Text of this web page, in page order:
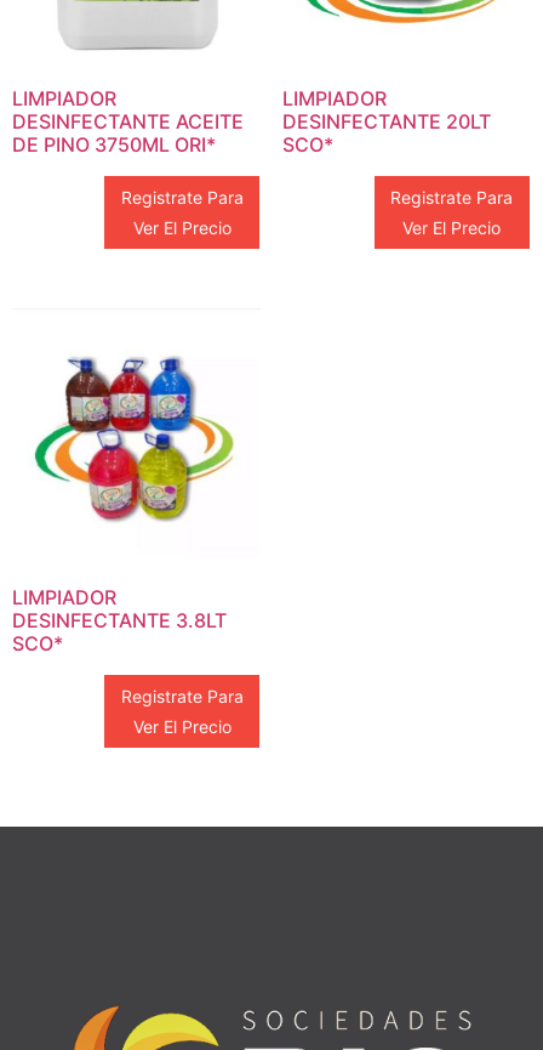
LIMPIADOR
DESINFECTANTE ACEITE
DE PINO 3750ML ORI*
Registrate Para
Ver El Precio
LIMPIADOR
DESINFECTANTE 20LT
SCO*
Registrate Para
Ver El Precio
LIMPIADOR
DESINFECTANTE 3.8LT
SCO*
Registrate Para
Ver El Precio